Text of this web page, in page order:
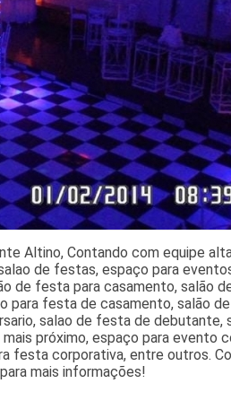
Altino, Contando com equipe
de festas, espaço para
de festa para casamento, salão
para festa de casamento, salão
salao de festa de debutante,
próximo, espaço para evento
festa corporativa, entre outros.
mais informações!